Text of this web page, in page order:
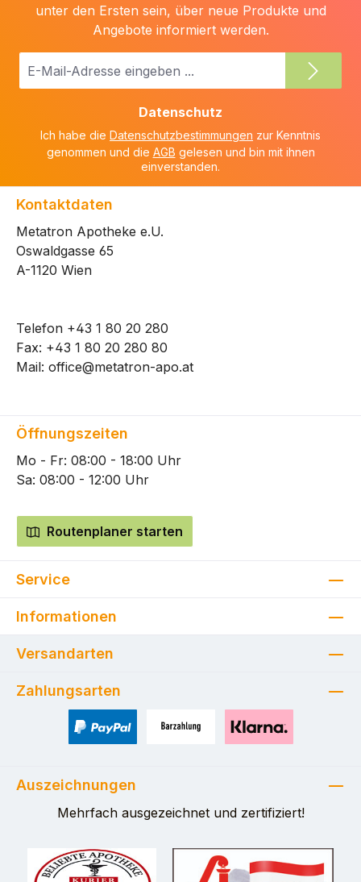
unter den Ersten sein, über neue Produkte und
Angebote informiert werden.
E-
Datenschutz
Ich habe die Datenschutzbestimmungen zur Kenntnis
genommen und die AGB gelesen und bin mit ihnen
einverstanden.
Kontaktdaten
Metatron Apotheke e.U.
Oswaldgasse 65
A-1120 Wien
Telefon +43 1 80 20 280
Fax: +43 1 80 20 280 80
Mail: office@metatron-apo.at
Öffnungszeiten
Mo - Fr: 08:00 - 18:00 Uhr
Sa: 08:00 - 12:00 Uhr
Routenplaner starten
Service
Informationen
Versandarten
Zahlungsarten
Auszeichnungen
Mehrfach ausgezeichnet und zertifiziert!